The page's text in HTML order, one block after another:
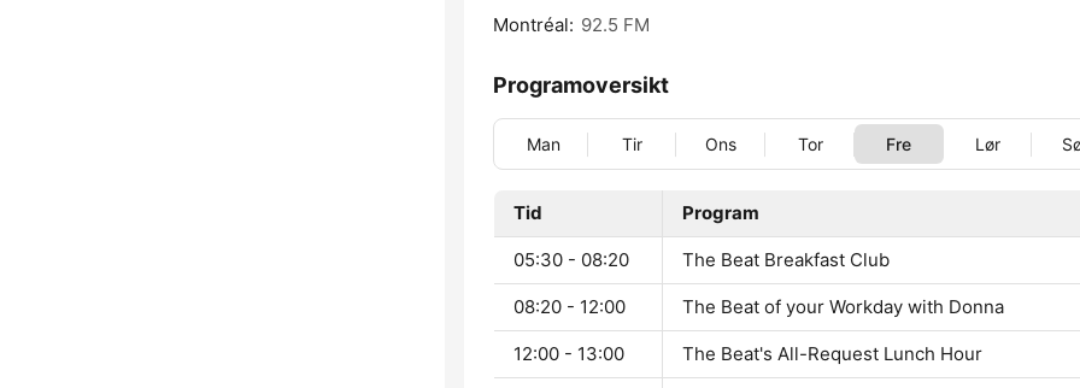
Montréal: 92.5 FM
Programoversikt
Man Tir Ons Tor Fre Lør
Tid Program
05:30 - 08:20 The Beat Breakfast Club
08:20 - 12:00 The Beat of your Workday with Donna
12:00 - 13:00 The Beat's All-Request Lunch Hour